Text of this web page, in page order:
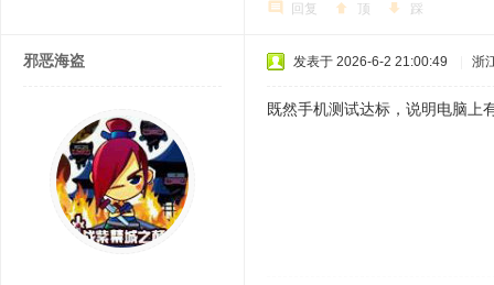
回复 顶 踩
邪恶海盗 发表于 2026-6-2 21:00:49 浙
既然手机测试达标，说明电脑上